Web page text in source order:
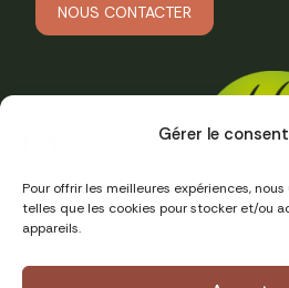
Gérer le
Pour offrir les meilleures expériences,
telles que les cookies pour stocker et/ou
appareils.
NOUS CONTACTER